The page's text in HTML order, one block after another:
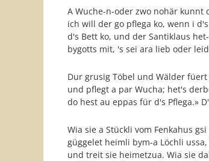
A Wuche-n-oder zwo nohär kunnt
ich will der go pflega ko, wenn i
d's Bett ko, und der Santiklaus
bygotts mit, 's sei ara lieb oder
Dur grusig Töbel und Wälder
und pflegt a par Wucha; het's
do hest au eppas für d's Pflega.»
Wia sie a Stückli vom Fenkahus
güggelet heimli bym-a Löchli
und treit sie heimetzua. Wia sie